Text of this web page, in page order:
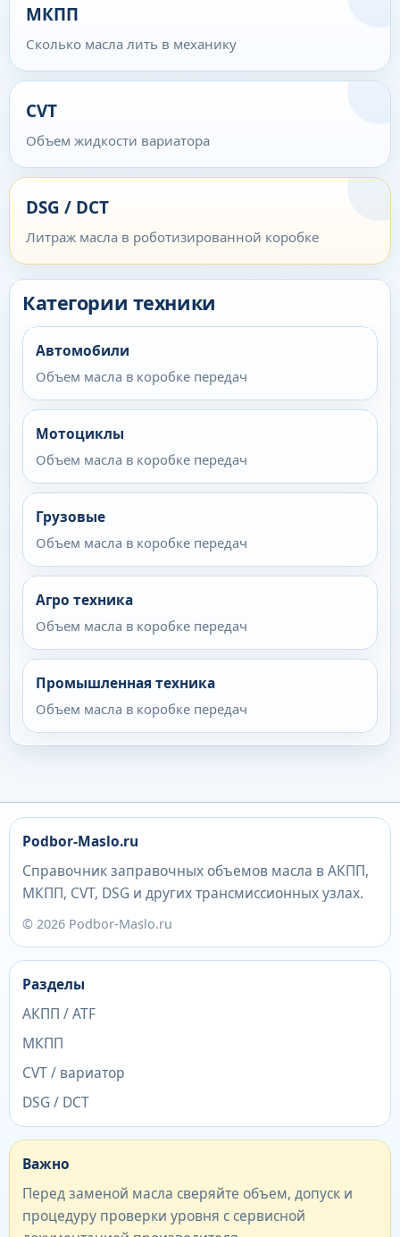
МКПП
Сколько масла лить в механику
CVT
Объем жидкости вариатора
DSG / DCT
Литраж масла в роботизированной коробке
Категории техники
Автомобили
Объем масла в коробке передач
Мотоциклы
Объем масла в коробке передач
Грузовые
Объем масла в коробке передач
Агро техника
Объем масла в коробке передач
Промышленная техника
Объем масла в коробке передач
Podbor-Maslo.ru
Справочник заправочных объемов масла в АКПП,
МКПП, CVT, DSG и других трансмиссионных узлах.
© 2026 Podbor-Maslo.ru
Разделы
АКПП / ATF
МКПП
CVT / вариатор
DSG / DCT
Важно
Перед заменой масла сверяйте объем, допуск и
процедуру проверки уровня с сервисной